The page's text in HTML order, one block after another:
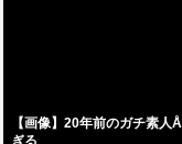
【画像】20年前のガチ素
ぎる